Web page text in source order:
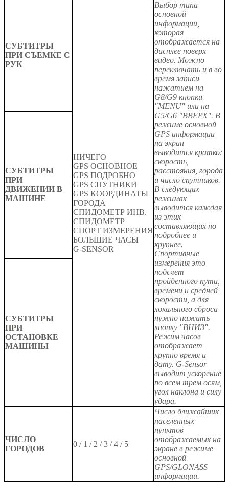
СУБТИТРЫ
ПРИ СЪЕМКЕ С
РУК
НИЧЕГО
GPS ОСНОВНОЕ
GPS ПОДРОБНО
GPS СПУТНИКИ
GPS КООРДИНАТЫ
ГОРОДА
СПИДОМЕТР ИНВ.
СПИДОМЕТР
СПОРТ ИЗМЕРЕНИЯ
БОЛЬШИЕ ЧАСЫ
G-SENSOR
Выбор типа
основной
информации,
которая
отображается на
дисплее поверх
видео. Можно
переключать и в во
время записи
нажатием на
G8/G9 кнопки
"MENU" или на
G5/G6 "ВВЕРХ". В
режиме основной
GPS информации
на экран
выводится кратко:
скорость,
расстояния, города
и число спутников.
В следующих
режимах
выводится каждая
из этих
составляющих но
подробнее и
крупнее.
Спортивные
измерения это
подсчет
пройденного пути,
времени и средней
скорости, а для
локального сброса
нужно нажать
кнопку "ВНИЗ".
Режим часов
отображает
крупно время и
дату. G-Sensor
выводит ускорение
по всем трем осям,
угол наклона и силу
удара.
СУБТИТРЫ
ПРИ
ДВИЖЕНИИ В
МАШИНЕ
СУБТИТРЫ
ПРИ
ОСТАНОВКЕ
МАШИНЫ
ЧИСЛО
ГОРОДОВ
0 / 1 / 2 /3 /4 / 5
Число ближайших
населенных
пунктов
отображаемых на
экране в режиме
основной
GPS/GLONASS
информации.